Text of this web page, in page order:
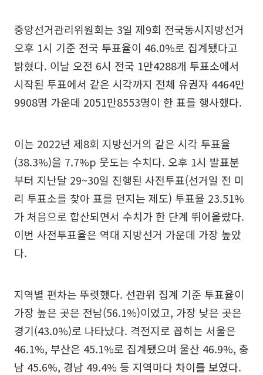
중앙선거관리위원회는 3일 제9회 전국동시지방선거
오후 1시 기준 전국 투표율이 46.0%로 집계됐다고
밝혔다. 이날 오전 6시 전국 1만4288개 투표소에서
시작된 투표에서 같은 시각까지 전체 유권자 4464만
9908명 가운데 2051만8553명이 한 표를 행사했다.
이는 2022년 제8회 지방선거의 같은 시각 투표율
(38.3%)을 7.7%p 웃도는 수치다. 오후 1시 발표분
부터 지난달 29~30일 진행된 사전투표(선거일 전 미
리 투표소를 찾아 표를 던지는 제도) 투표율 23.51%
가 처음으로 합산되면서 수치가 한 단계 뛰어올랐다.
이번 사전투표율은 역대 지방선거 가운데 가장 높았
다.
지역별 편차는 뚜렷했다. 선관위 집계 기준 투표율이
가장 높은 곳은 전남(56.1%)이었고, 가장 낮은 곳은
경기(43.0%)로 나타났다. 격전지로 꼽히는 서울은
46.1%, 부산은 45.1%로 집계됐으며 울산 46.9%, 충
남 45.6%, 경남 49.4% 등 지역마다 차이를 보였다.